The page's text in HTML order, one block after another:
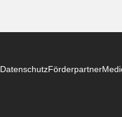
DatenschutzFörderpartner